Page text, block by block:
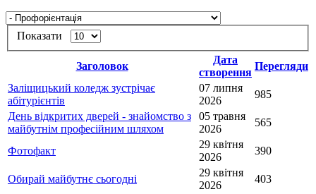
Показати
Заголовок
Дата
створення
Перегляди
Заліщицький коледж зустрічає
абітурієнтів
07 липня
2026
985
День відкритих дверей - знайомство з
майбутнім професійним шляхом
05 травня
2026
565
Фотофакт
29 квітня
2026
390
Обирай майбутнє сьогодні
29 квітня
2026
403